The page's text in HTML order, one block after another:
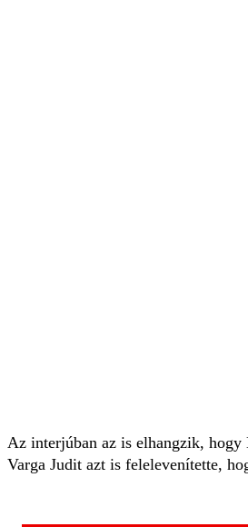
Az interjúban az is elhangzik,
Varga Judit azt is felelevenítette,